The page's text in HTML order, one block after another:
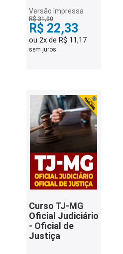
Versão Impressa
R$ 31,90
R$ 22,33
ou 2x de R$ 11,17
sem juros
Curso TJ-MG
Oficial Judiciário
- Oficial de
Justiça